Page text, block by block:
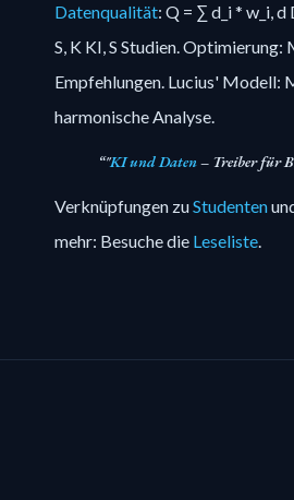
Datenqualität: Q = ∑ d_i * w_i,
S, K KI, S Studien. Optimierung:
Empfehlungen. Lucius' Modell:
harmonische Analyse.
"KI und Daten– Treiber für
Verknüpfungen zuStudenten
mehr: Besuche die Leseliste.